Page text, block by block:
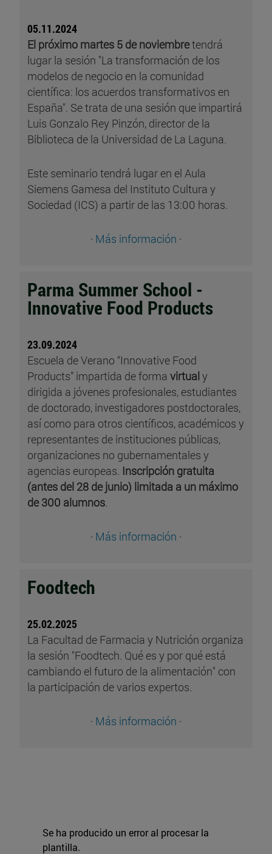
05.11.2024
El próximo martes 5 de noviembretendrá
lugar la sesión "La transformación de los
modelos de negocio en la comunidad
científica: los acuerdos transformativos en
España". Se trata de una sesión que impartirá
Luis Gonzalo Rey Pinzón, director de la
Biblioteca de la Universidad de La Laguna.
Este seminario tendrá lugar en el Aula
Siemens Gamesa del Instituto Cultura y
Sociedad (ICS) a partir de las 13:00 horas.
· Más información ·
Parma Summer School -
Innovative Food Products
23.09.2024
Escuela de Verano “Innovative Food
Products” impartida de forma virtualy
dirigida a jóvenes profesionales, estudiantes
de doctorado, investigadores postdoctorales,
así como para otros científicos, académicos y
representantes de instituciones públicas,
organizaciones no gubernamentales y
agencias europeas. Inscripción gratuita
(antes del 28 de junio) limitada a un máximo
de 300 alumnos.
· Más información ·
Foodtech
25.02.2025
La Facultad de Farmacia y Nutrición organiza
la sesión "Foodtech. Qué es y por qué está
cambiando el futuro de la alimentación" con
la participación de varios expertos.
· Más información ·
Se ha producido un error al procesar la
plantilla.